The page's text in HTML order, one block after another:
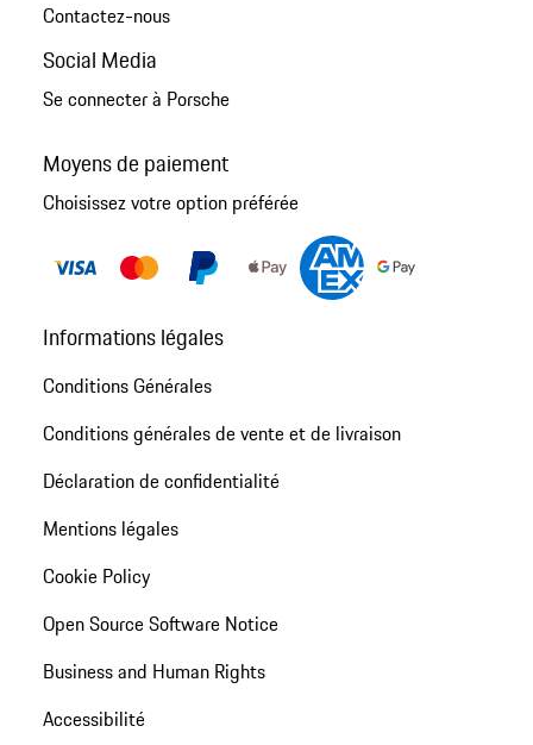
Contactez-nous
Social Media
Se connecter à Porsche
Moyens de paiement
Choisissez votre option préférée
Informations légales
Conditions Générales
Conditions générales de vente et de livraison
Déclaration de confidentialité
Mentions légales
Cookie Policy
Open Source Software Notice
Business and Human Rights
Accessibilité